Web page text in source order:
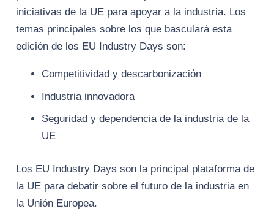
iniciativas de la UE para apoyar a la industria. Los
temas principales sobre los que basculará esta
edición de los EU Industry Days son:
Competitividad y descarbonización
Industria innovadora
Seguridad y dependencia de la industria de la
UE
Los EU Industry Days son la principal plataforma de
la UE para debatir sobre el futuro de la industria en
la Unión Europea.